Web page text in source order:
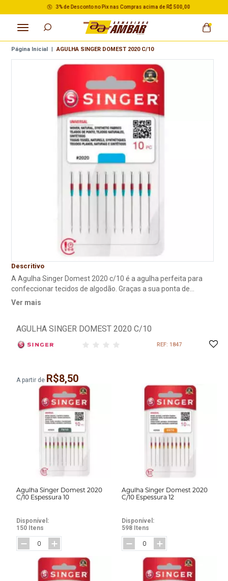
3% de Desconto no Pix nas Compras acima de R$ 500,00
Página Inicial | AGULHA SINGER DOMEST 2020 C/10
Descritivo
A Agulha Singer Domest 2020 c/10 é a agulha perfeita para
confeccionar tecidos de algodão. Graças a sua ponta de
formato cônico, o que permite maior deslizamento e
- Ponta Seta Blister com 10 agulhas Para costurar em
máquinas domésticas AGULHA PARA TECIDOS DE ALGODÃO
Ver mais
AGULHA SINGER DOMEST 2020 C/10
REF: 1847
A partir de R$8,50
Agulha Singer Domest 2020
C/10 Espessura 10
Disponível:
150 Itens
Agulha Singer Domest 2020
C/10 Espessura 12
Disponível:
598 Itens